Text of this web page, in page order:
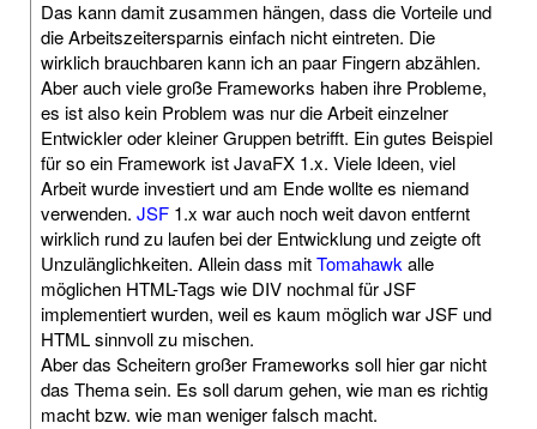
Das kann damit zusammen hängen, dass die Vorteile und
die Arbeitszeitersparnis einfach nicht eintreten. Die
wirklich brauchbaren kann ich an paar Fingern abzählen.
Aber auch viele große Frameworks haben ihre Probleme,
es ist also kein Problem was nur die Arbeit einzelner
Entwickler oder kleiner Gruppen betrifft. Ein gutes Beispiel
für so ein Framework ist JavaFX 1.x. Viele Ideen, viel
Arbeit wurde investiert und am Ende wollte es niemand
verwenden. JSF 1.x war auch noch weit davon entfernt
wirklich rund zu laufen bei der Entwicklung und zeigte oft
Unzulänglichkeiten. Allein dass mitTomahawk alle
möglichen HTML-Tags wie DIV nochmal für JSF
implementiert wurden, weil es kaum möglich war JSF und
HTML sinnvoll zu mischen.
Aber das Scheitern großer Frameworks soll hier gar nicht
das Thema sein. Es soll darum gehen, wie man es richtig
macht bzw. wie man weniger falsch macht.